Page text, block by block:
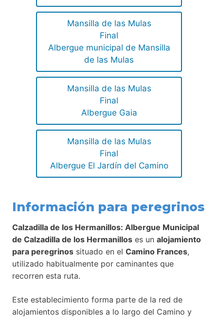
Mansilla de las Mulas
Final
Albergue municipal de Mansilla
de las Mulas
Mansilla de las Mulas
Final
Albergue Gaia
Mansilla de las Mulas
Final
Albergue El Jardín del Camino
Información para peregrinos
Calzadilla de los Hermanillos: Albergue Municipal
de Calzadilla de los Hermanillos es un alojamiento
para peregrinos situado en el Camino Frances,
utilizado habitualmente por caminantes que
recorren esta ruta.
Este establecimiento forma parte de la red de
alojamientos disponibles a lo largo del Camino y